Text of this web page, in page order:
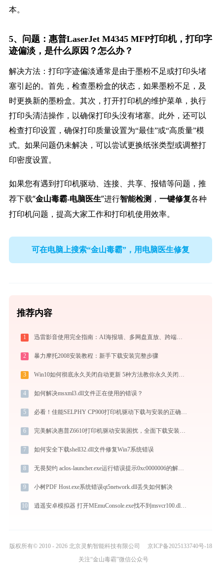
本。
5、问题：惠普LaserJet M4345 MFP打印机，打印字
迹偏淡，是什么原因？怎么办？
解决方法：打印字迹偏淡通常是由于墨粉不足或打印头堵
塞引起的。首先，检查墨粉盒的状态，如果墨粉不足，及
时更换新的墨粉盒。其次，打开打印机的维护菜单，执行
打印头清洁操作，以确保打印头没有堵塞。此外，还可以
检查打印设置，确保打印质量设置为“最佳”或“高质量”模
式。如果问题仍未解决，可以尝试更换纸张类型或调整打
印密度设置。
如果您有遇到打印机驱动、连接、共享、报错等问题，推
荐下载“金山毒霸-电脑医生”进行智能检测， 一键修复各种
打印机问题，提高大家工作和打印机使用效率。
可在电脑上搜索“金山毒霸”，用电脑医生修复
推荐内容
1 迅雷影音使用完全指南：AI海报墙、多网盘直放、跨端同步，不止于播放器
2 暴力摩托2008安装教程：新手下载安装完整步骤
3 Win10如何彻底永久关闭自动更新 5种方法教你永久关闭win10自动更新
4 如何解决msxml3.dll文件正在使用的错误？
5 必看！佳能SELPHY CP900打印机驱动下载与安装的正确姿势
6 完美解决惠普Z6610打印机驱动安装困扰，全面下载安装教程
7 如何安全下载shell32.dll文件修复Win7系统错误
8 无畏契约 aclos-launcher.exe运行错误提示0xc0000006的解决办法
9 小树PDF Host.exe系统错误qt5network.dll丢失如何解决
10 逍遥安卓模拟器 打开MEmuConsole.exe找不到msvcr100.dll怎么办
版权所有© 2010 - 2026 北京灵豹智能科技有限公司
京ICP备2025133740号-18
关注“金山毒霸”微信公众号